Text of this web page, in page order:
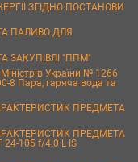
ЗГІДНО ПОСТАНОВИ
ПАЛИВО ДЛЯ
ЗАКУПІВЛІ "ППМ"
України № 1266
8 Пара, гаряча вода та
ПРЕДМЕТА
ПРЕДМЕТА
24-105 f/4.0 L IS